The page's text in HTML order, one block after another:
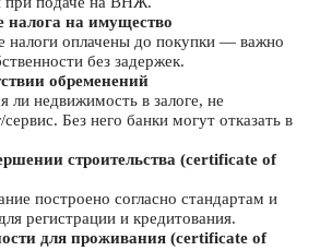
налога на имущество
налоги оплачены до покупки — важно
без задержек.
обременений
ли недвижимость в залоге, не
сервис. Без него банки могут отказать в
строительства (certificate of
построено согласно стандартам и
регистрации и кредитования.
для проживания (certificate of